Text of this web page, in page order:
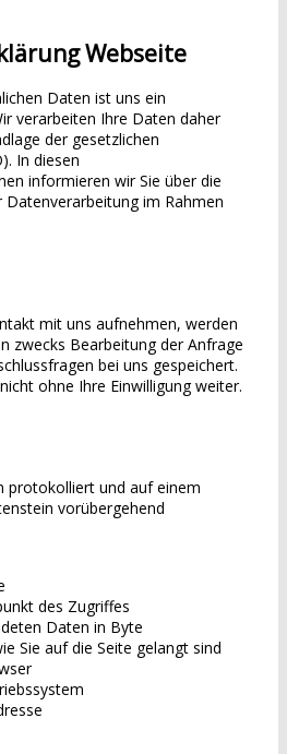
Webseite
Daten ist uns ein
verarbeiten Ihre Daten daher
der gesetzlichen
In diesen
informieren wir Sie über die
im Rahmen
mit uns aufnehmen, werden
zwecks Bearbeitung der Anfrage
bei uns gespeichert.
ohne Ihre Einwilligung weiter.
protokolliert und auf einem
vorübergehend
des Zugriffes
Daten in Byte
Sie auf die Seite gelangt sind